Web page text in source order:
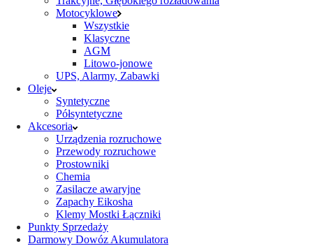
Motocyklowe
Wszystkie
Klasyczne
AGM
Litowo-jonowe
UPS, Alarmy, Zabawki
Oleje
Syntetyczne
Półsyntetyczne
Akcesoria
Urządzenia rozruchowe
Przewody rozruchowe
Prostowniki
Chemia
Zasilacze awaryjne
Zapachy Eikosha
Klemy Mostki Łączniki
Punkty Sprzedaży
Darmowy Dowóz Akumulatora